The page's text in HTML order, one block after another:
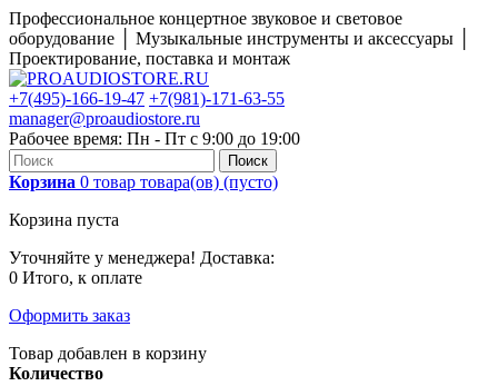
Профессиональное концертное звуковое и световое
оборудование │ Музыкальные инструменты и аксессуары │
Проектирование, поставка и монтаж
+7(495)-166-19-47 +7(981)-171-63-55
manager@proaudiostore.ru
Рабочее время: Пн - Пт с 9:00 до 19:00
Поиск
Корзина 0 товар товара(ов) (пусто)
Корзина пуста
Уточняйте у менеджера! Доставка:
0 Итого, к оплате
Оформить заказ
Товар добавлен в корзину
Количество